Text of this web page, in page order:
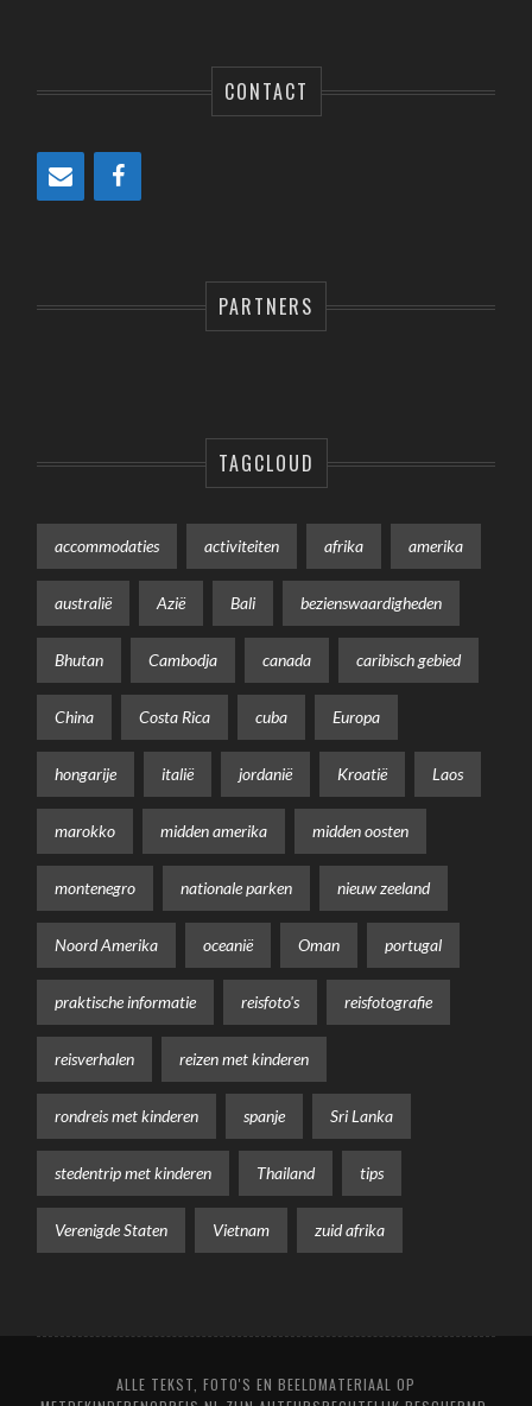
CONTACT
PARTNERS
TAGCLOUD
accommodaties activiteiten afrika amerika
australië Azië Bali bezienswaardigheden
Bhutan Cambodja canada caribisch gebied
China Costa Rica cuba Europa
hongarije italië jordanië Kroatië Laos
marokko midden amerika midden oosten
montenegro nationale parken nieuw zeeland
Noord Amerika oceanië Oman portugal
praktische informatie reisfoto's reisfotografie
reisverhalen reizen met kinderen
rondreis met kinderen spanje Sri Lanka
stedentrip met kinderen Thailand tips
Verenigde Staten Vietnam zuid afrika
ALLE TEKST, FOTO'S EN BEELDMATERIAAL OP